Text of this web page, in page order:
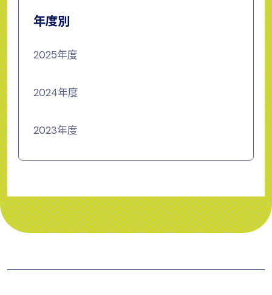
年度別
2025年度
2024年度
2023年度